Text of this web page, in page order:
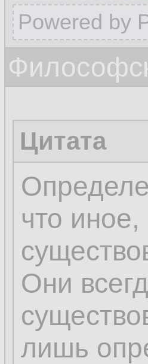
Powered by
Цитата
что
Они
лишь